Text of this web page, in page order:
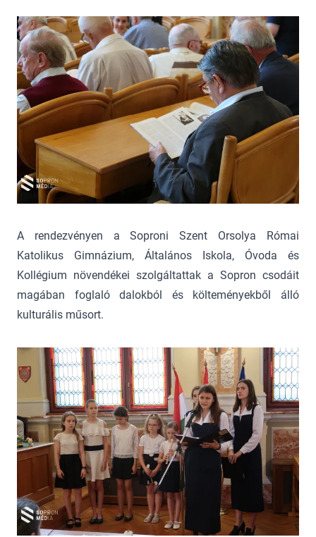
A rendezvényen a Soproni Szent Orsolya Római
Katolikus Gimnázium, Általános Iskola, Óvoda és
Kollégium növendékei szolgáltattak a Sopron csodáit
magában foglaló dalokból és költeményekből álló
kulturális műsort.